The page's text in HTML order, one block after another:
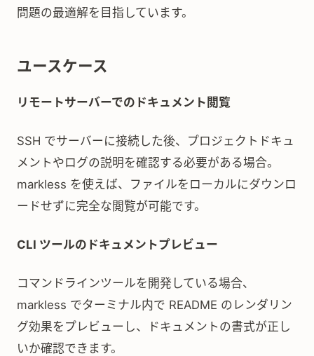
問題の最適解を目指しています。
ユースケース
リモートサーバーでのドキュメント閲覧
SSH でサーバーに接続した後、プロジェクトドキュ
メントやログの説明を確認する必要がある場合。
markless を使えば、ファイルをローカルにダウンロ
ードせずに完全な閲覧が可能です。
CLI ツールのドキュメントプレビュー
コマンドラインツールを開発している場合、
markless でターミナル内で README のレンダリン
グ効果をプレビューし、ドキュメントの書式が正し
いか確認できます。